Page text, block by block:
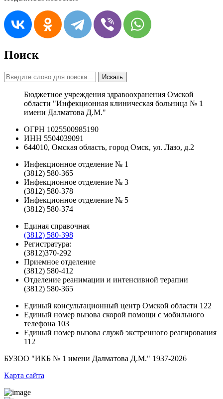
Поиск
Искать
Бюджетное учреждения здравоохранения Омской
области "Инфекционная клиническая больница № 1
имени Далматова Д.М."
ОГРН 1025500985190
ИНН 5504039091
644010, Омская область, город Омск, ул. Лазо, д.2
Инфекционное отделение № 1
(3812) 580-365
Инфекционное отделение № 3
(3812) 580-378
Инфекционное отделение № 5
(3812) 580-374
Единая справочная
(3812) 580-398
Регистратура:
(3812)370-292
Приемное отделение
(3812) 580-412
Отделение реанимации и интенсивной терапии
(3812) 580-365
Единый консультационный центр Омской области 122
Единый номер вызова скорой помощи с мобильного
телефона 103
Единый номер вызова служб экстренного реагирования
112
БУЗОО "ИКБ № 1 имени Далматова Д.М." 1937-2026
Карта сайта